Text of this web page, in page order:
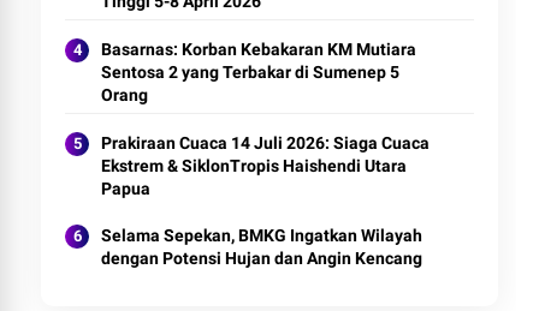
Basarnas: Korban Kebakaran KM Mutiara
Sentosa 2 yang Terbakar di Sumenep 5
Orang
Prakiraan Cuaca 14 Juli 2026: Siaga Cuaca
Ekstrem & SiklonTropis Haishendi Utara
Papua
Selama Sepekan, BMKG Ingatkan Wilayah
dengan Potensi Hujan dan Angin Kencang